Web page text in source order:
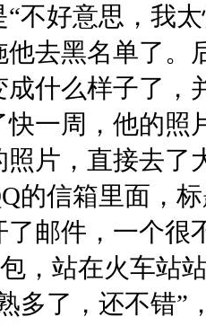
不好意思，我
他去黑名单了。
什么样子了，
一周，他的照
片，直接去了
的信箱里面，
邮件，一个很
，站在火车站
多了，还不错”